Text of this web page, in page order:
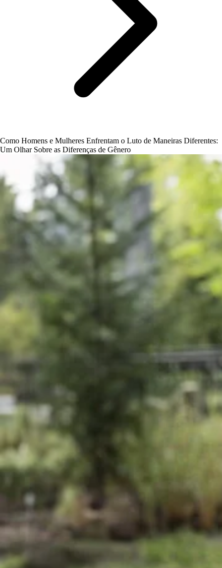
Como Homens e Mulheres Enfrentam o Luto de Maneiras Diferentes:
Um Olhar Sobre as Diferenças de Gênero